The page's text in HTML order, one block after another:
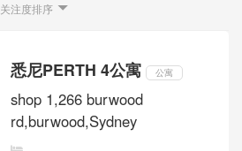
关注度排序
悉尼PERTH 4公寓 公寓
shop 1,266 burwood
rd,burwood,Sydney